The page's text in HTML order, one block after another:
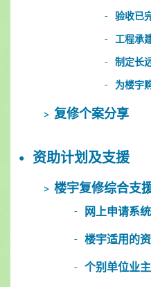
验收已
工程承
制定长
为楼宇
复修个案分享
资助计划及支援
楼宇复修综合支
网上申请系统
楼宇适用的
个别单位业